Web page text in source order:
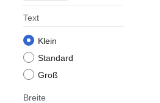
Text
Klein
Standard
Groß
Breite